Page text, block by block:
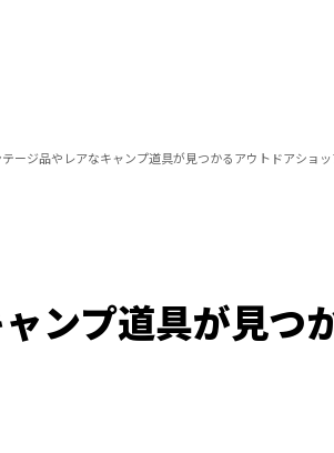
ージ品やレアなキャンプ道具が見つかるアウトドアショ
ンプ道具が見つ